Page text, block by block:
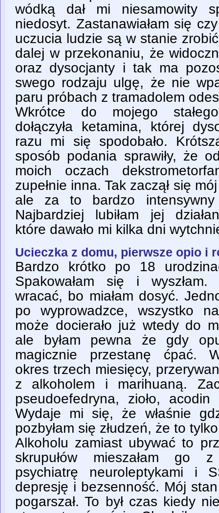
wódką dał mi niesamowity
niedosyt. Zastanawiałam się
uczucia ludzie są w stanie
dalej w przekonaniu, że
oraz dysocjanty i tak ma
swego rodzaju ulgę, że nie
paru próbach z tramadolem
Wkrótce do mojego
dołączyła ketamina, której
razu mi się spodobało.
sposób podania sprawiły, że
moich oczach
zupełnie inna. Tak zaczął się
ale za to bardzo
Najbardziej lubiłam jej
które dawało mi kilka dni
Ucieczka z domu, pierwsze opio i
Bardzo krótko po 18
Spakowałam się i wyszłam.
wracać, bo miałam dosyć.
po wyprowadzce, wszystko
może docierało już wtedy do
ale byłam pewna że gdy
magicznie przestanę ćpać.
okres trzech miesięcy,
z alkoholem i marihuaną.
pseudoefedryna, zioło,
Wydaje mi się, że właśnie
pozbyłam się złudzeń, że to
Alkoholu zamiast ubywać to
skrupułów mieszałam go
psychiatrę neuroleptykami i
depresję i bezsenność. Mój
pogarszał. To był czas kiedy